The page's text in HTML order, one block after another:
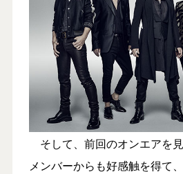
そして、前回のオンエアを
メンバーからも好感触を得て